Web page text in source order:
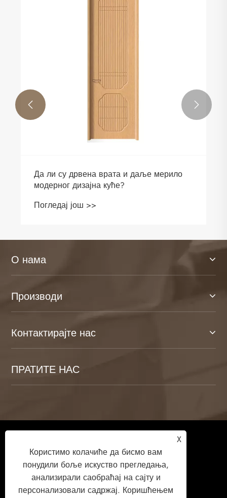
Да ли су дрвена врата и даље мерило
модерног дизајна куће?
Погледај још >>
 
О нама
Производи
Контактирајте нас
ПРАТИТЕ НАС
Ауторско право © 2026 Веифанг Камуланг
Хоме Тецхнологи Цо., Лтд. Сва права
задржана.
X
Користимо колачиће да бисмо вам
понудили боље искуство прегледања,
анализирали саобраћај на сајту и
персонализовали садржај. Коришћењем